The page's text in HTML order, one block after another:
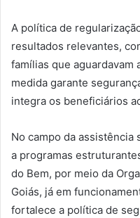
A política de
resultados relevantes,
famílias que aguardavam
medida garante
integra os beneficiários
No campo da assistência
a programas
do Bem, por meio da
Goiás, já em
fortalece a política de